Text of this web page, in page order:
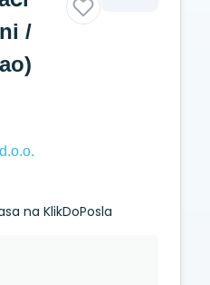
/
na KlikDoPosla